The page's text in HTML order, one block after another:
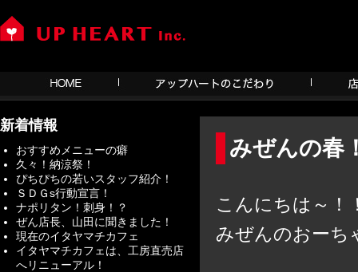
みぜんの春
こんにちは～！
みぜんのおーち
新着情報
おすすめメニューの癖
久々！納涼祭！
ぴちぴちの若いスタッフ紹介！
ＳＤＧs行動宣言！
ナポリタン！刺身！？
ぜん店長、山田に聞きました！
現在のイタヤマチカフェ
イタヤマチカフェは、工房直売店
へリニューアル！